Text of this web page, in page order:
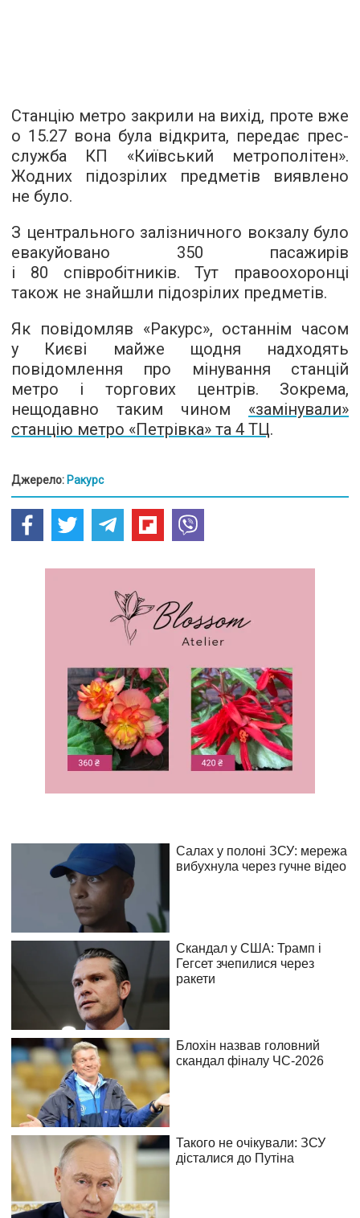
Станцію метро закрили на вихід, проте вже
о 15.27 вона була відкрита, передає прес-
служба КП «Київський метрополітен».
Жодних підозрілих предметів виявлено
не було.
З центрального залізничного вокзалу було
евакуйовано 350 пасажирів
і 80 співробітників. Тут правоохоронці
також не знайшли підозрілих предметів.
Як повідомляв «Ракурс», останнім часом
у Києві майже щодня надходять
повідомлення про мінування станцій
метро і торгових центрів. Зокрема,
нещодавно таким чином «замінували»
станцію метро «Петрівка» та 4 ТЦ.
Джерело: Ракурс